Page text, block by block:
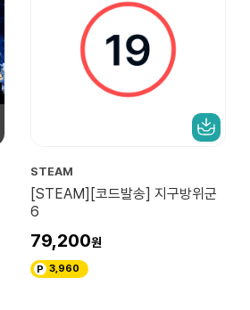
STEAM
[STEAM][코드발송] 지구방위군
6
79,200
3,960